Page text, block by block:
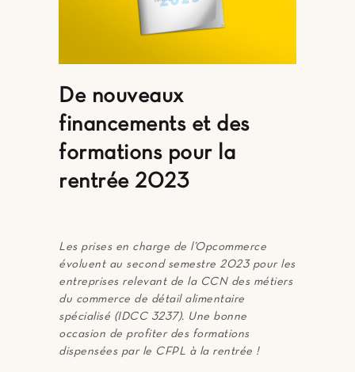
De nouveaux
financements et des
formations pour la
rentrée 2023
Les prises en charge de l’Opcommerce
évoluent au second semestre 2023 pour les
entreprises relevant de la CCN des métiers
du commerce de détail alimentaire
spécialisé (IDCC 3237). Une bonne
occasion de profiter des formations
dispensées par le CFPL à la rentrée !